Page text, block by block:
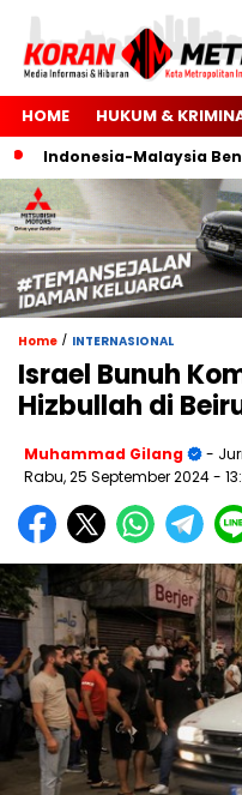
HOME HUKUM &
Indonesia-Malaysia
Home / INTERNASIONAL
Israel Bunuh
Hizbullah di
Muhammad Gilang
-
Rabu, 25 September 2024-